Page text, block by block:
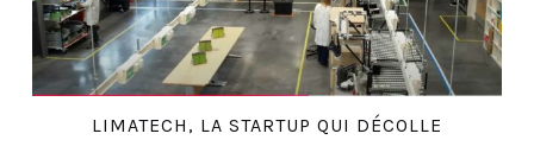
LIMATECH, LA STARTUP QUI DÉCOLLE